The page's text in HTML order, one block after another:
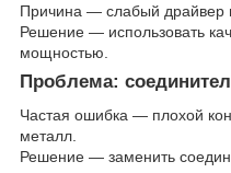
Причина — слабый драйвер
Решение — использовать
мощностью.
Проблема:
Частая ошибка — плохой
металл.
Решение — заменить